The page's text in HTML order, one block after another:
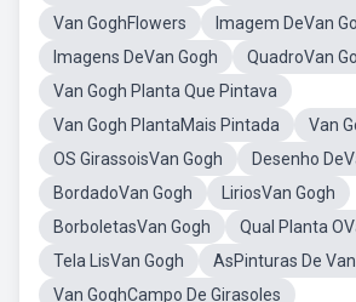
Van GoghFlowers
Imagem DeVan
Imagens DeVan Gogh
QuadroVan
Van Gogh Planta Que Pintava
Van Gogh PlantaMais Pintada
Van
OS GirassoisVan Gogh
Desenho
BordadoVan Gogh
LiriosVan Gogh
BorboletasVan Gogh
Qual Planta
Tela LisVan Gogh
AsPinturas De
Van GoghCampo De Girasoles